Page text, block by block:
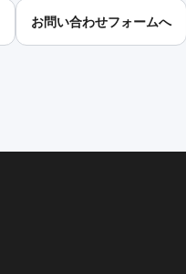
お問い合わせフォームへ